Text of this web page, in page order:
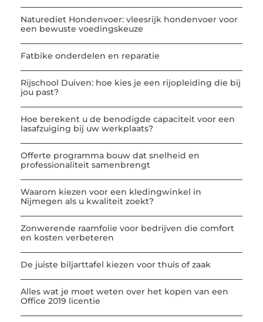
Naturediet Hondenvoer: vleesrijk hondenvoer voor
een bewuste voedingskeuze
Fatbike onderdelen en reparatie
Rijschool Duiven: hoe kies je een rijopleiding die bij
jou past?
Hoe berekent u de benodigde capaciteit voor een
lasafzuiging bij uw werkplaats?
Offerte programma bouw dat snelheid en
professionaliteit samenbrengt
Waarom kiezen voor een kledingwinkel in
Nijmegen als u kwaliteit zoekt?
Zonwerende raamfolie voor bedrijven die comfort
en kosten verbeteren
De juiste biljarttafel kiezen voor thuis of zaak
Alles wat je moet weten over het kopen van een
Office 2019 licentie